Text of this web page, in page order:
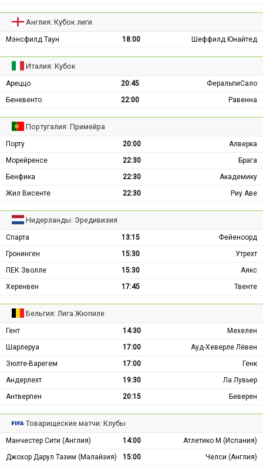
Англия: Кубок лиги
Мэнсфилд Таун 18:00 Шеффилд Юнайтед
Италия: Кубок
Ареццо 20:45
ФеральпиСало
Беневенто
22:00 Равенна
Португалия: Примейра
Порту 20:00
Алверка
Морейренсе
22:30
Брага
Бенфика
22:30
Академику
Жил Висенте
22:30 Риу Аве
Нидерланды: Эредивизия
Спарта 13:15
Фейеноорд
Гронинген
15:30
Утрехт
ПЕК Зволле
15:30
Аякс
Херенвен
17:45 Твенте
Бельгия: Лига Жюпиле
Гент 14:30
Мехелен
Шарлеруа
17:00
Ауд-Хеверле Лёвен
Зюлте-Варегем
17:00
Генк
Андерлехт
19:30
Ла Лувьер
Антверпен
20:15 Беверен
Товарищеские матчи: Клубы
Манчестер Сити (Англия) 14:00
Атлетико М (Испания)
Джохор Дарул Тазим (Малайзия)
15:00 Челси (Англия)